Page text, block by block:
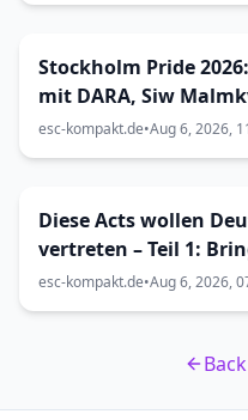
Stockholm Pride
mit DARA, Siw
Lundstedt
esc-kompakt.de•Aug 6, 2026,
Diese Acts wollen
vertreten – Teil 1:
zum Vorentscheid?
esc-kompakt.de•Aug 6, 2026,